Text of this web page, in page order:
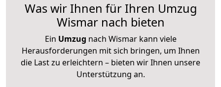
Was wir Ihnen für Ihren Umzug
Wismar nach bieten
Ein Umzug nach Wismar kann viele
Herausforderungen mit sich bringen, um Ihnen
die Last zu erleichtern – bieten wir Ihnen unsere
Unterstützung an.